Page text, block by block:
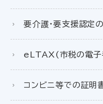
要介護・要支援認定
eLTAX(市税の電子
コンビニ等での証明